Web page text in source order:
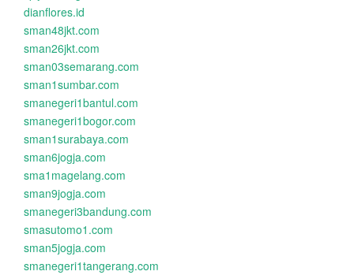
dianflores.id
sman48jkt.com
sman26jkt.com
sman03semarang.com
sman1sumbar.com
smanegeri1bantul.com
smanegeri1bogor.com
sman1surabaya.com
sman6jogja.com
sma1magelang.com
sman9jogja.com
smanegeri3bandung.com
smasutomo1.com
sman5jogja.com
smanegeri1tangerang.com